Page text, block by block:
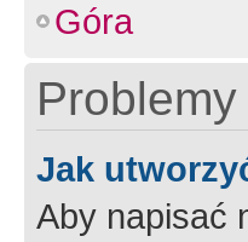
Góra
Jak
Aby napisać